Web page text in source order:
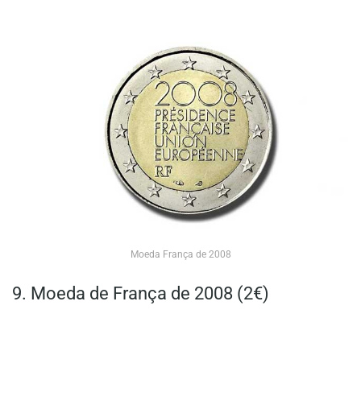
Moeda França de 2008
9. Moeda de França de 2008 (2€)